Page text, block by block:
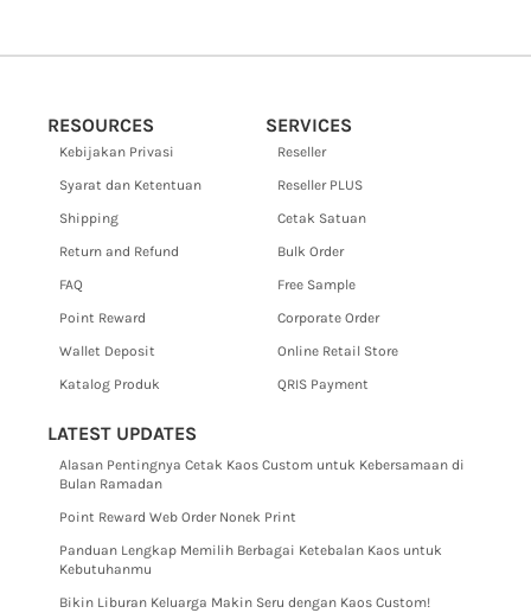
RESOURCES SERVICES
LATEST UPDATES
Kebijakan Privasi
Syarat dan Ketentuan
Shipping
Return and Refund
FAQ
Point Reward
Wallet Deposit
Katalog Produk
Reseller
Reseller PLUS
Cetak Satuan
Bulk Order
Free Sample
Corporate Order
Online Retail Store
QRIS Payment
Alasan Pentingnya Cetak Kaos Custom untuk Kebersamaan di
Bulan Ramadan
Point Reward Web Order Nonek Print
Panduan Lengkap Memilih Berbagai Ketebalan Kaos untuk
Kebutuhanmu
Bikin Liburan Keluarga Makin Seru dengan Kaos Custom!